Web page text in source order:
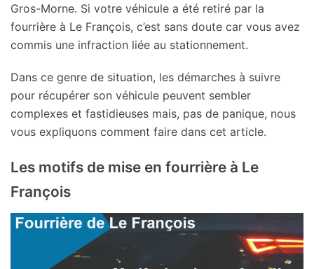
Gros-Morne. Si votre véhicule a été retiré par la
fourrière à Le François, c’est sans doute car vous avez
commis une infraction liée au stationnement.
Dans ce genre de situation, les démarches à suivre
pour récupérer son véhicule peuvent sembler
complexes et fastidieuses mais, pas de panique, nous
vous expliquons comment faire dans cet article.
Les motifs de mise en fourrière à Le
François